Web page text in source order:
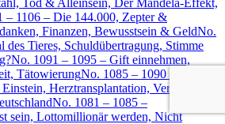
Tod & Alleinsein, Der Mandela-Effekt,
– 1106 – Die 144.000, Zepter &
Finanzen, Bewusstsein & GeldNo.
des Tieres, Schuldübertragung, Stimme
No. 1091 – 1095 – Gift einnehmen,
TätowierungNo. 1085 – 1090 –
Herztransplantation, Verletzendes
No. 1081 – 1085 –
sein, Lottomillionär werden, Nicht